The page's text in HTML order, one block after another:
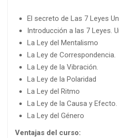
El secreto de Las 7 Leyes
Introducción a las 7 Leyes.
La Ley del Mentalismo
La Ley de Correspondencia.
La Ley de la Vibración.
La Ley de la Polaridad
La Ley del Ritmo
La Ley de la Causa y Efecto.
La Ley del Género
Ventajas del curso: